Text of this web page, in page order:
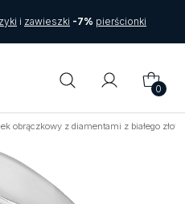
i zawieszki -7% pierścionki
0
obrączkowy z diamentami z białego złota